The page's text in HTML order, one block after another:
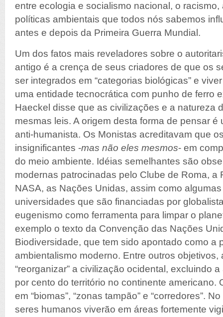
entre ecologia e socialismo nacional, o racismo,
políticas ambientais que todos nós sabemos
antes e depois da Primeira Guerra Mundial.
Um dos fatos mais reveladores sobre o
antigo é a crença de seus criadores de que os
ser integrados em “categorias biológicas” e
uma entidade tecnocrática com punho de ferro
Haeckel disse que as civilizações e a natureza
mesmas leis. A origem desta forma de pensar é
anti-humanista. Os Monistas acreditavam que
insignificantes -mas não eles mesmos- em
do meio ambiente. Idéias semelhantes são
modernas patrocinadas pelo Clube de Roma, a
NASA, as Nações Unidas, assim como
universidades que são financiadas por
eugenismo como ferramenta para limpar o
exemplo o texto da Convenção das Nações
Biodiversidade, que tem sido apontado como a
ambientalismo moderno. Entre outros
“reorganizar” a civilização ocidental, excluindo
por cento do território no continente americano.
em “biomas”, “zonas tampão” e “corredores”.
seres humanos viverão em áreas fortemente